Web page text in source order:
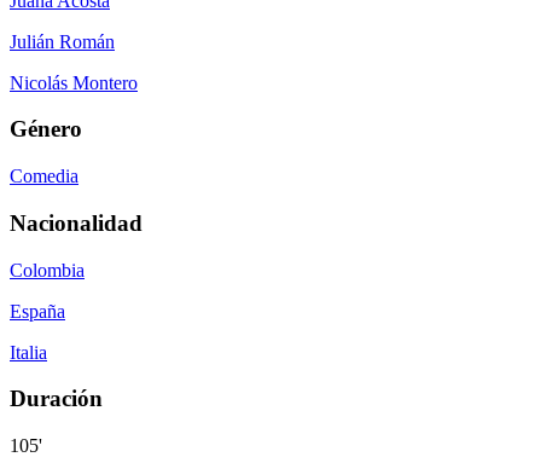
Julián Román
Nicolás Montero
Género
Comedia
Nacionalidad
Colombia
España
Italia
Duración
105'